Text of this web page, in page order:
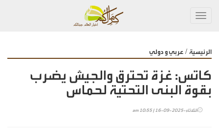
الرئيسية / عربي و دولي
كاتس: غزة تحترق والجيش يضرب
بقوة البنى التحتية لحماس
الثلاثاء-2025-09-16 | 10:55 am